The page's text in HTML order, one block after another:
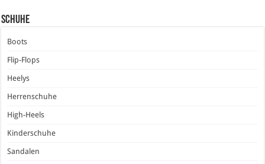
Schuhe
Boots
Flip-Flops
Heelys
Herrenschuhe
High-Heels
Kinderschuhe
Sandalen